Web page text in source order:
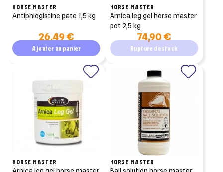
HORSE MASTER
antiphlogistine pate 1,5 kg
26,49 €
Ajouter au panier
HORSE MASTER
arnica leg gel horse master
pot 2,5 kg
74,90 €
Rupture de stock
HORSE MASTER
arnica leg gel horse master
HORSE MASTER
ball solution horse master